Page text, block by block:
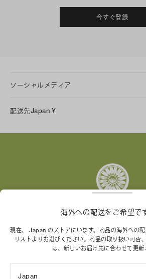
今すぐ登録
ソーシャルメディア
Facebook
配送先Japan ¥
トリー バーチ財団は、女性起業家が
くことを支援していま
海外への配送をご希望で
現在、 Japan のストアにいます。商品の海外への
リストよりお選びください。商品の取り扱い可否
は、新しいお届け先に合わせて更新
Japan